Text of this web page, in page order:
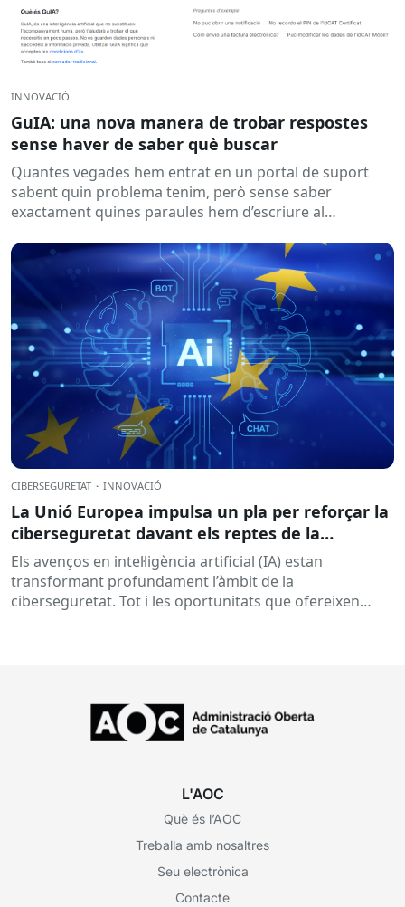
INNOVACIÓ
GuIA: una nova manera de trobar respostes
sense haver de saber què buscar
Quantes vegades hem entrat en un portal de suport
sabent quin problema tenim, però sense saber
exactament quines paraules hem d’escriure al
CIBERSEGURETAT · INNOVACIÓ
La Unió Europea impulsa un pla per reforçar la
ciberseguretat davant els reptes de la
intel·ligència artificial
Els avenços en intel·ligència artificial (IA) estan
transformant profundament l’àmbit de la
ciberseguretat. Tot i les oportunitats que ofereixen
L'AOC
Què és l’AOC
Treballa amb nosaltres
Seu electrònica
Contacte